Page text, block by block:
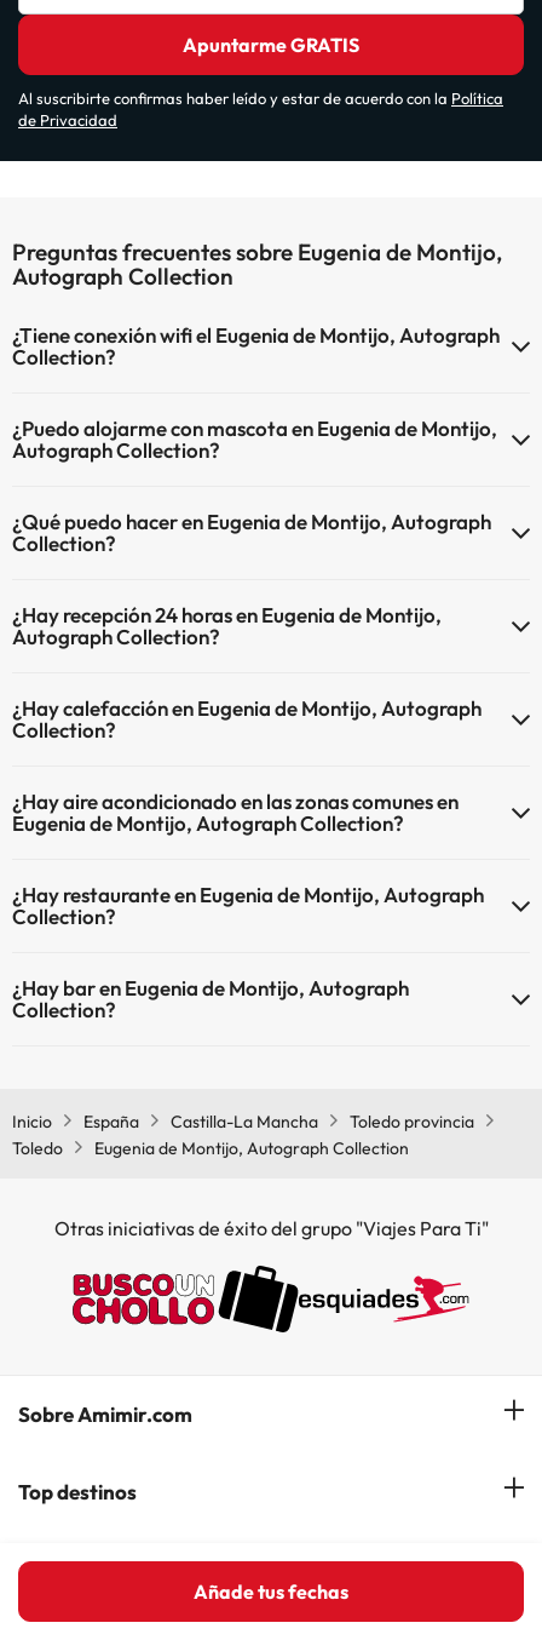
Añade tus fechas
Apuntarme GRATIS
Al suscribirte confirmas haber leído y estar de acuerdo con la Política
de Privacidad
Preguntas frecuentes sobre Eugenia de Montijo,
Autograph Collection
¿Tiene conexión wifi el Eugenia de Montijo, Autograph
Collection?
¿Puedo alojarme con mascota en Eugenia de Montijo,
Autograph Collection?
(previa petición y de pago directo en hotel). Consulta las
condiciones.
¿Qué puedo hacer en Eugenia de Montijo, Autograph
Collection?
siguientes actividades (algunas pueden ser de pago).
¿Hay recepción 24 horas en Eugenia de Montijo,
Autograph Collection?
horas.
¿Hay calefacción en Eugenia de Montijo, Autograph
Collection?
zonas comunes.
¿Hay aire acondicionado en las zonas comunes en
Eugenia de Montijo, Autograph Collection?
acondicionado en las zonas comunes.
¿Hay restaurante en Eugenia de Montijo, Autograph
Collection?
¿Hay bar en Eugenia de Montijo, Autograph
Collection?
Inicio España Castilla-La Mancha
Toledo provincia
Toledo
Eugenia de Montijo, Autograph Collection
Otras iniciativas de éxito del grupo "Viajes Para Ti"
Sobre Amimir.com
¿Quiénes somos?
Gestionar mi reserva
Top destinos
Hoteles en Salou
Hoteles en Lloret de Mar
Hoteles en la costa